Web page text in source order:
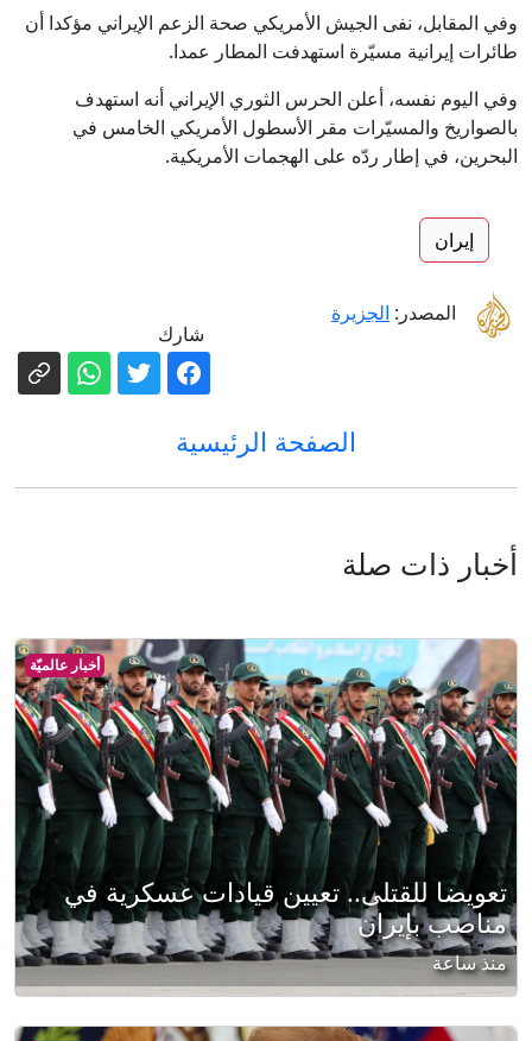
وفي المقابل، نفى الجيش الأمريكي صحة الزعم الإيراني مؤكدا أن
طائرات إيرانية مسيّرة استهدفت المطار عمدا.
وفي اليوم نفسه، أعلن الحرس الثوري الإيراني أنه استهدف
بالصواريخ والمسيّرات مقر الأسطول الأمريكي الخامس في
البحرين، في إطار ردّه على الهجمات الأمريكية.
إيران
المصدر: الجزيرة
شارك
الصفحة الرئيسية
أخبار ذات صلة
أخبار عالميّة
تعويضا للقتلى.. تعيين قيادات عسكرية في
مناصب بإيران
منذ ساعة